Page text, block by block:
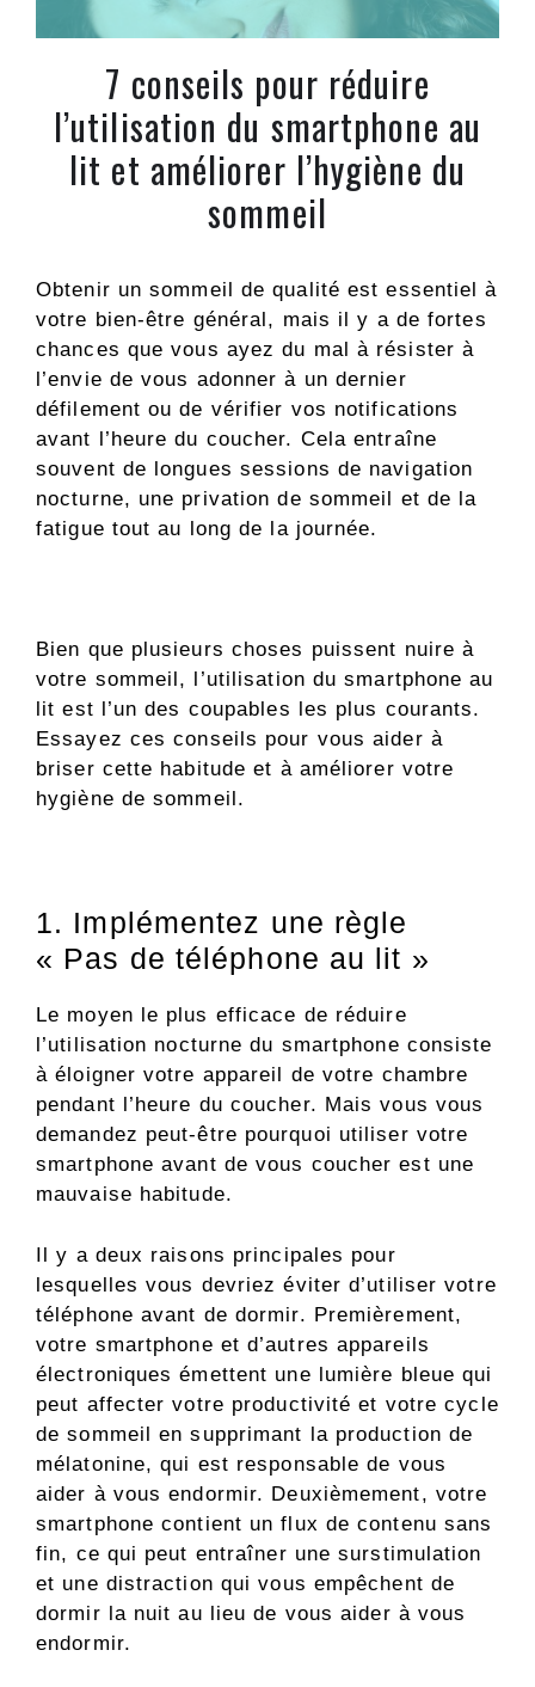
7 conseils pour réduire
l’utilisation du smartphone au
lit et améliorer l’hygiène du
sommeil
Obtenir un sommeil de qualité est essentiel à
votre bien-être général, mais il y a de fortes
chances que vous ayez du mal à résister à
l’envie de vous adonner à un dernier
défilement ou de vérifier vos notifications
avant l’heure du coucher. Cela entraîne
souvent de longues sessions de navigation
nocturne, une privation de sommeil et de la
fatigue tout au long de la journée.
Bien que plusieurs choses puissent nuire à
votre sommeil, l’utilisation du smartphone au
lit est l’un des coupables les plus courants.
Essayez ces conseils pour vous aider à
briser cette habitude et à améliorer votre
hygiène de sommeil.
1. Implémentez une règle
« Pas de téléphone au lit »
Le moyen le plus efficace de réduire
l’utilisation nocturne du smartphone consiste
à éloigner votre appareil de votre chambre
pendant l’heure du coucher. Mais vous vous
demandez peut-être pourquoi utiliser votre
smartphone avant de vous coucher est une
mauvaise habitude.
Il y a deux raisons principales pour
lesquelles vous devriez éviter d’utiliser votre
téléphone avant de dormir. Premièrement,
votre smartphone et d’autres appareils
électroniques émettent une lumière bleue qui
peut affecter votre productivité et votre cycle
de sommeil en supprimant la production de
mélatonine, qui est responsable de vous
aider à vous endormir. Deuxièmement, votre
smartphone contient un flux de contenu sans
fin, ce qui peut entraîner une surstimulation
et une distraction qui vous empêchent de
dormir la nuit au lieu de vous aider à vous
endormir.